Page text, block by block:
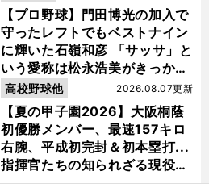
【プロ野球】門田博光の加入で
守ったレフトでもベストナイン
に輝いた石嶺和彦 「サッサ」と
いう愛称は松永浩美がきっか
け？
【夏の甲子園2026】大阪桐蔭
初優勝メンバー、最速157キロ
右腕、平成初完封＆初本塁打...
指揮官たちの知られざる現役時
代
2026.08.07更新
高校野球他